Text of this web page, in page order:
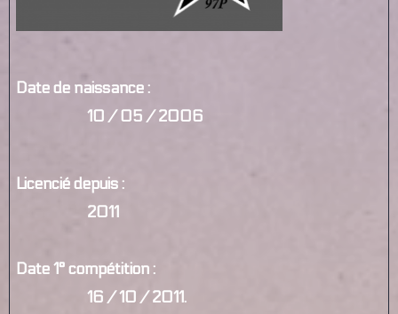
Date de naissance :
10 / 05 / 2006
Licencié depuis :
2011
Date 1° compétition :
16 / 10 / 2011.